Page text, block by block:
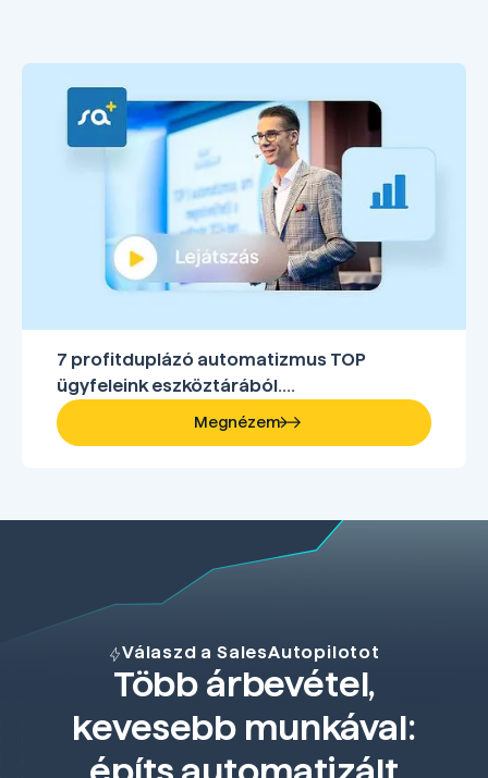
7 profitduplázó automatizmus TOP
ügyfeleink eszköztárából....
Megnézem
Válaszd a SalesAutopilotot
Több árbevétel,
kevesebb munkával: